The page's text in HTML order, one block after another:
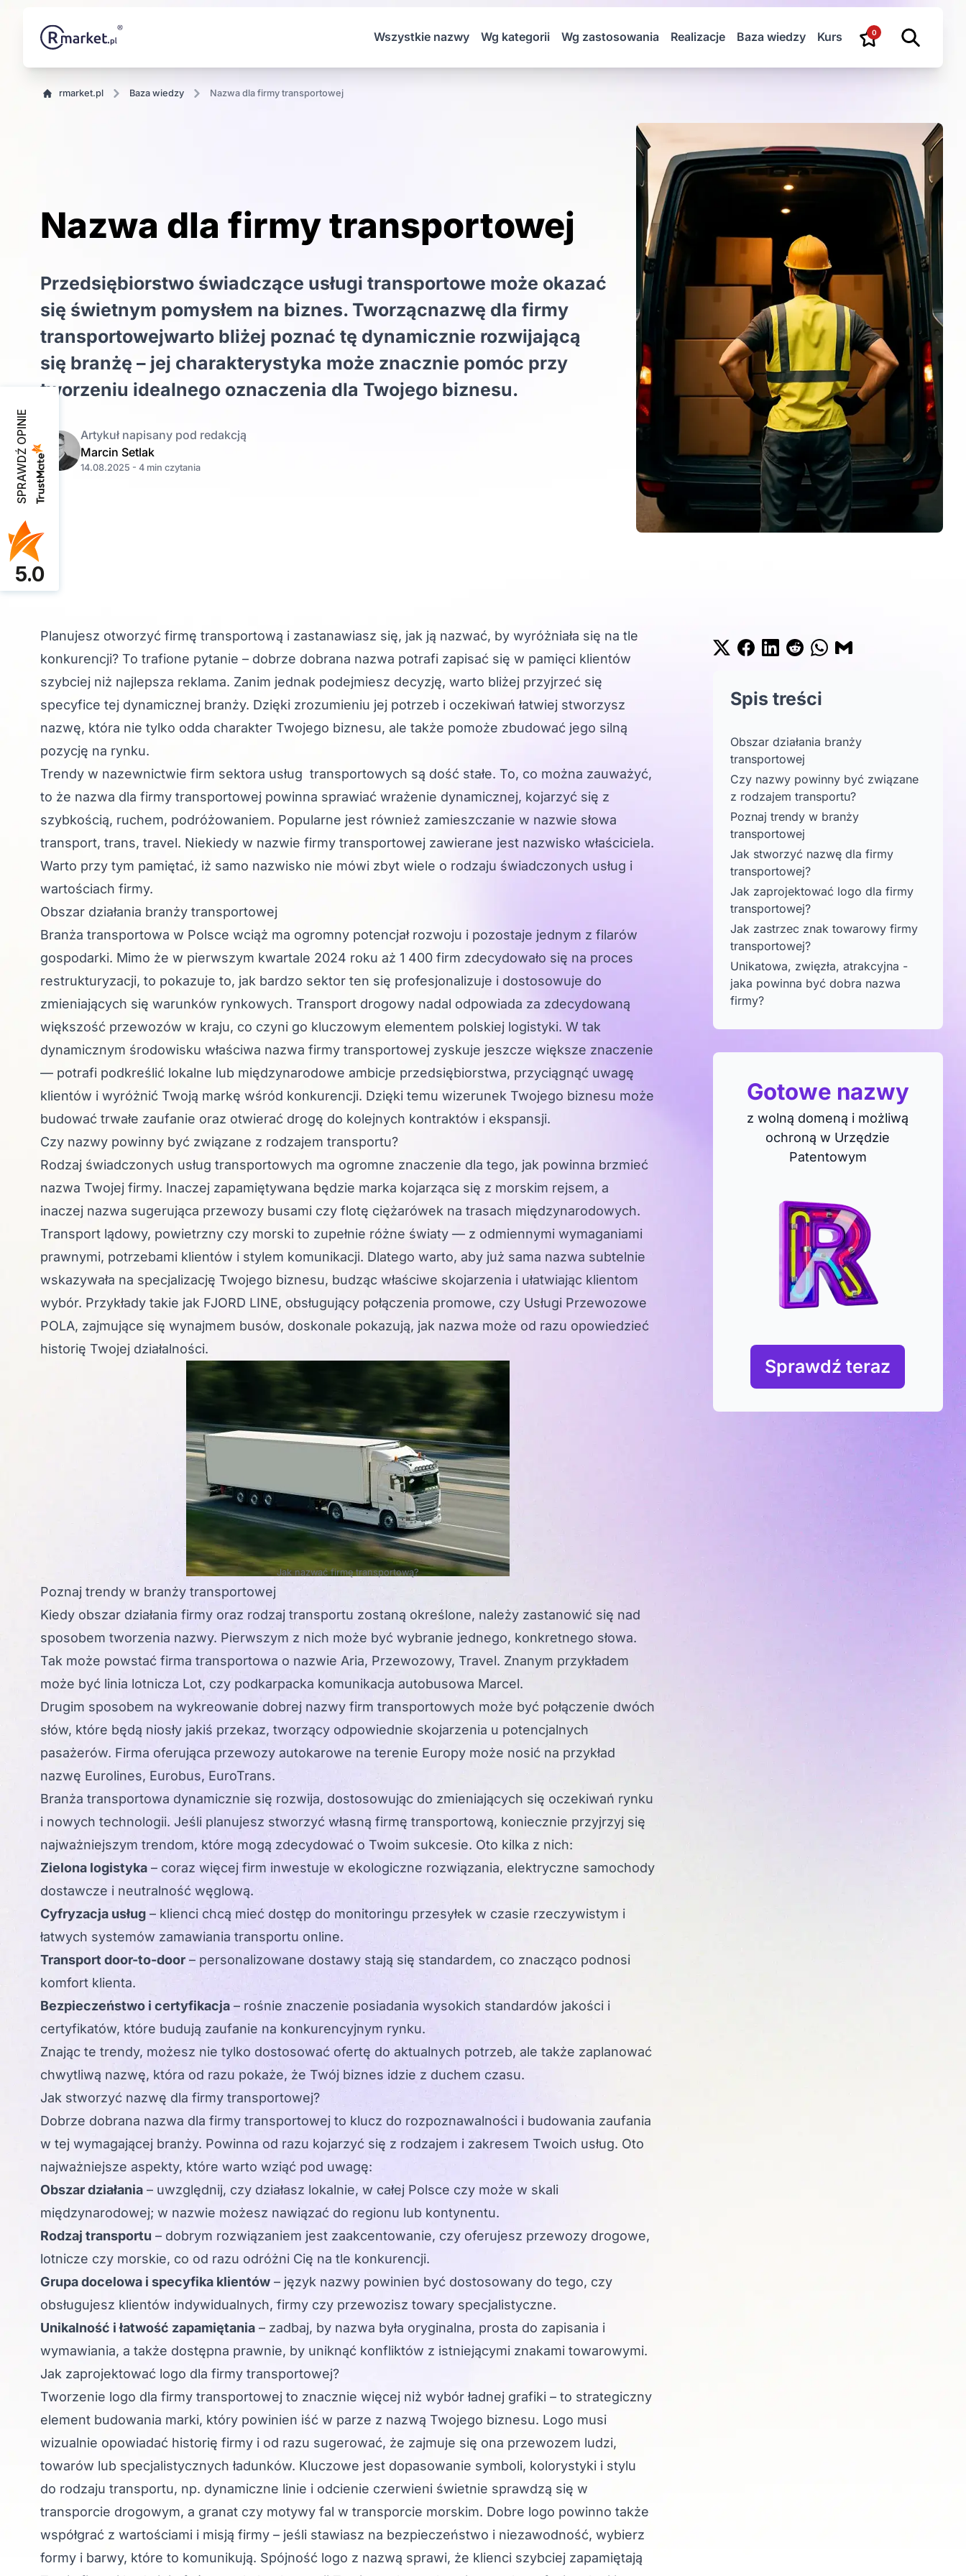
Wszystkie nazwy Wg kategorii Wg zastosowania Realizacje Baza wiedzy Kurs 0
rmarket.pl baza wiedzy Nazwa dla firmy transportowej
Nazwa dla firmy transportowej
Przedsiębiorstwo świadczące usługi transportowe może okazać
się świetnym pomysłem na biznes. Tworzącnazwę dla firmy
transportowejwarto bliżej poznać tę dynamicznie rozwijającą
się branżę – jej charakterystyka może znacznie pomóc przy
tworzeniu idealnego oznaczenia dla Twojego biznesu.
Artykuł napisany pod redakcją
Marcin Setlak
14.08.2025 - 4 min czytania
Planujesz otworzyć firmę transportową i zastanawiasz się, jak ją nazwać, by wyróżniała się na tle
konkurencji? To trafione pytanie – dobrze dobrana nazwa potrafi zapisać się w pamięci klientów
szybciej niż najlepsza reklama. Zanim jednak podejmiesz decyzję, warto bliżej przyjrzeć się
specyfice tej dynamicznej branży. Dzięki zrozumieniu jej potrzeb i oczekiwań łatwiej stworzysz
nazwę, która nie tylko odda charakter Twojego biznesu, ale także pomoże zbudować jego silną
pozycję na rynku.
Trendy w nazewnictwie firm sektora usług transportowych są dość stałe. To, co można zauważyć,
to że nazwa dla firmy transportowej powinna sprawiać wrażenie dynamicznej, kojarzyć się z
szybkością, ruchem, podróżowaniem. Popularne jest również zamieszczanie w nazwie słowa
transport, trans, travel. Niekiedy w nazwie firmy transportowej zawierane jest nazwisko właściciela.
Warto przy tym pamiętać, iż samo nazwisko nie mówi zbyt wiele o rodzaju świadczonych usług i
wartościach firmy.
Obszar działania branży transportowej
Branża transportowa w Polsce wciąż ma ogromny potencjał rozwoju i pozostaje jednym z filarów
gospodarki. Mimo że w pierwszym kwartale 2024 roku aż 1 400 firm zdecydowało się na proces
restrukturyzacji, to pokazuje to, jak bardzo sektor ten się profesjonalizuje i dostosowuje do
zmieniających się warunków rynkowych. Transport drogowy nadal odpowiada za zdecydowaną
większość przewozów w kraju, co czyni go kluczowym elementem polskiej logistyki. W tak
dynamicznym środowisku właściwa nazwa firmy transportowej zyskuje jeszcze większe znaczenie
— potrafi podkreślić lokalne lub międzynarodowe ambicje przedsiębiorstwa, przyciągnąć uwagę
klientów i wyróżnić Twoją markę wśród konkurencji. Dzięki temu wizerunek Twojego biznesu może
budować trwałe zaufanie oraz otwierać drogę do kolejnych kontraktów i ekspansji.
Czy nazwy powinny być związane z rodzajem transportu?
Rodzaj świadczonych usług transportowych ma ogromne znaczenie dla tego, jak powinna brzmieć
nazwa Twojej firmy. Inaczej zapamiętywana będzie marka kojarząca się z morskim rejsem, a
inaczej nazwa sugerująca przewozy busami czy flotę ciężarówek na trasach międzynarodowych.
Transport lądowy, powietrzny czy morski to zupełnie różne światy — z odmiennymi wymaganiami
prawnymi, potrzebami klientów i stylem komunikacji. Dlatego warto, aby już sama nazwa subtelnie
wskazywała na specjalizację Twojego biznesu, budząc właściwe skojarzenia i ułatwiając klientom
wybór. Przykłady takie jak FJORD LINE, obsługujący połączenia promowe, czy Usługi Przewozowe
POLA, zajmujące się wynajmem busów, doskonale pokazują, jak nazwa może od razu opowiedzieć
historię Twojej działalności.
Jak nazwać firmę transportową?
Poznaj trendy w branży transportowej
Kiedy obszar działania firmy oraz rodzaj transportu zostaną określone, należy zastanowić się nad
sposobem tworzenia nazwy. Pierwszym z nich może być wybranie jednego, konkretnego słowa.
Tak może powstać firma transportowa o nazwie Aria, Przewozowy, Travel. Znanym przykładem
może być linia lotnicza Lot, czy podkarpacka komunikacja autobusowa Marcel.
Drugim sposobem na wykreowanie dobrej nazwy firm transportowych może być połączenie dwóch
słów, które będą niosły jakiś przekaz, tworzący odpowiednie skojarzenia u potencjalnych
pasażerów. Firma oferująca przewozy autokarowe na terenie Europy może nosić na przykład
nazwę Eurolines, Eurobus, EuroTrans.
Branża transportowa dynamicznie się rozwija, dostosowując do zmieniających się oczekiwań rynku
i nowych technologii. Jeśli planujesz stworzyć własną firmę transportową, koniecznie przyjrzyj się
najważniejszym trendom, które mogą zdecydować o Twoim sukcesie. Oto kilka z nich:
Zielona logistyka – coraz więcej firm inwestuje w ekologiczne rozwiązania, elektryczne samochody
dostawcze i neutralność węglową.
Cyfryzacja usług – klienci chcą mieć dostęp do monitoringu przesyłek w czasie rzeczywistym i
łatwych systemów zamawiania transportu online.
Transport door-to-door – personalizowane dostawy stają się standardem, co znacząco podnosi
komfort klienta.
Bezpieczeństwo i certyfikacja – rośnie znaczenie posiadania wysokich standardów jakości i
certyfikatów, które budują zaufanie na konkurencyjnym rynku.
Znając te trendy, możesz nie tylko dostosować ofertę do aktualnych potrzeb, ale także zaplanować
chwytliwą nazwę, która od razu pokaże, że Twój biznes idzie z duchem czasu.
Jak stworzyć nazwę dla firmy transportowej?
Dobrze dobrana nazwa dla firmy transportowej to klucz do rozpoznawalności i budowania zaufania
w tej wymagającej branży. Powinna od razu kojarzyć się z rodzajem i zakresem Twoich usług. Oto
najważniejsze aspekty, które warto wziąć pod uwagę:
Obszar działania – uwzględnij, czy działasz lokalnie, w całej Polsce czy może w skali
międzynarodowej; w nazwie możesz nawiązać do regionu lub kontynentu.
Rodzaj transportu – dobrym rozwiązaniem jest zaakcentowanie, czy oferujesz przewozy drogowe,
lotnicze czy morskie, co od razu odróżni Cię na tle konkurencji.
Grupa docelowa i specyfika klientów – język nazwy powinien być dostosowany do tego, czy
obsługujesz klientów indywidualnych, firmy czy przewozisz towary specjalistyczne.
Unikalność i łatwość zapamiętania – zadbaj, by nazwa była oryginalna, prosta do zapisania i
wymawiania, a także dostępna prawnie, by uniknąć konfliktów z istniejącymi znakami towarowymi.
Jak zaprojektować logo dla firmy transportowej?
Tworzenie logo dla firmy transportowej to znacznie więcej niż wybór ładnej grafiki – to strategiczny
element budowania marki, który powinien iść w parze z nazwą Twojego biznesu. Logo musi
wizualnie opowiadać historię firmy i od razu sugerować, że zajmuje się ona przewozem ludzi,
towarów lub specjalistycznych ładunków. Kluczowe jest dopasowanie symboli, kolorystyki i stylu
do rodzaju transportu, np. dynamiczne linie i odcienie czerwieni świetnie sprawdzą się w
transporcie drogowym, a granat czy motywy fal w transporcie morskim. Dobre logo powinno także
współgrać z wartościami i misją firmy – jeśli stawiasz na bezpieczeństwo i niezawodność, wybierz
formy i barwy, które to komunikują. Spójność logo z nazwą sprawi, że klienci szybciej zapamiętają
Spis treści
Obszar działania branży
transportowej
Czy nazwy powinny być związane
z rodzajem transportu?
Poznaj trendy w branży
transportowej
Jak stworzyć nazwę dla firmy
transportowej?
Jak zaprojektować logo dla firmy
transportowej?
Jak zastrzec znak towarowy firmy
transportowej?
Unikatowa, zwięzła, atrakcyjna -
jaka powinna być dobra nazwa
firmy?
Gotowe nazwy
z wolną domeną i możliwą
ochroną w Urzędzie
Patentowym
Sprawdź teraz
SPRAWDŹ OPINIE
5.0